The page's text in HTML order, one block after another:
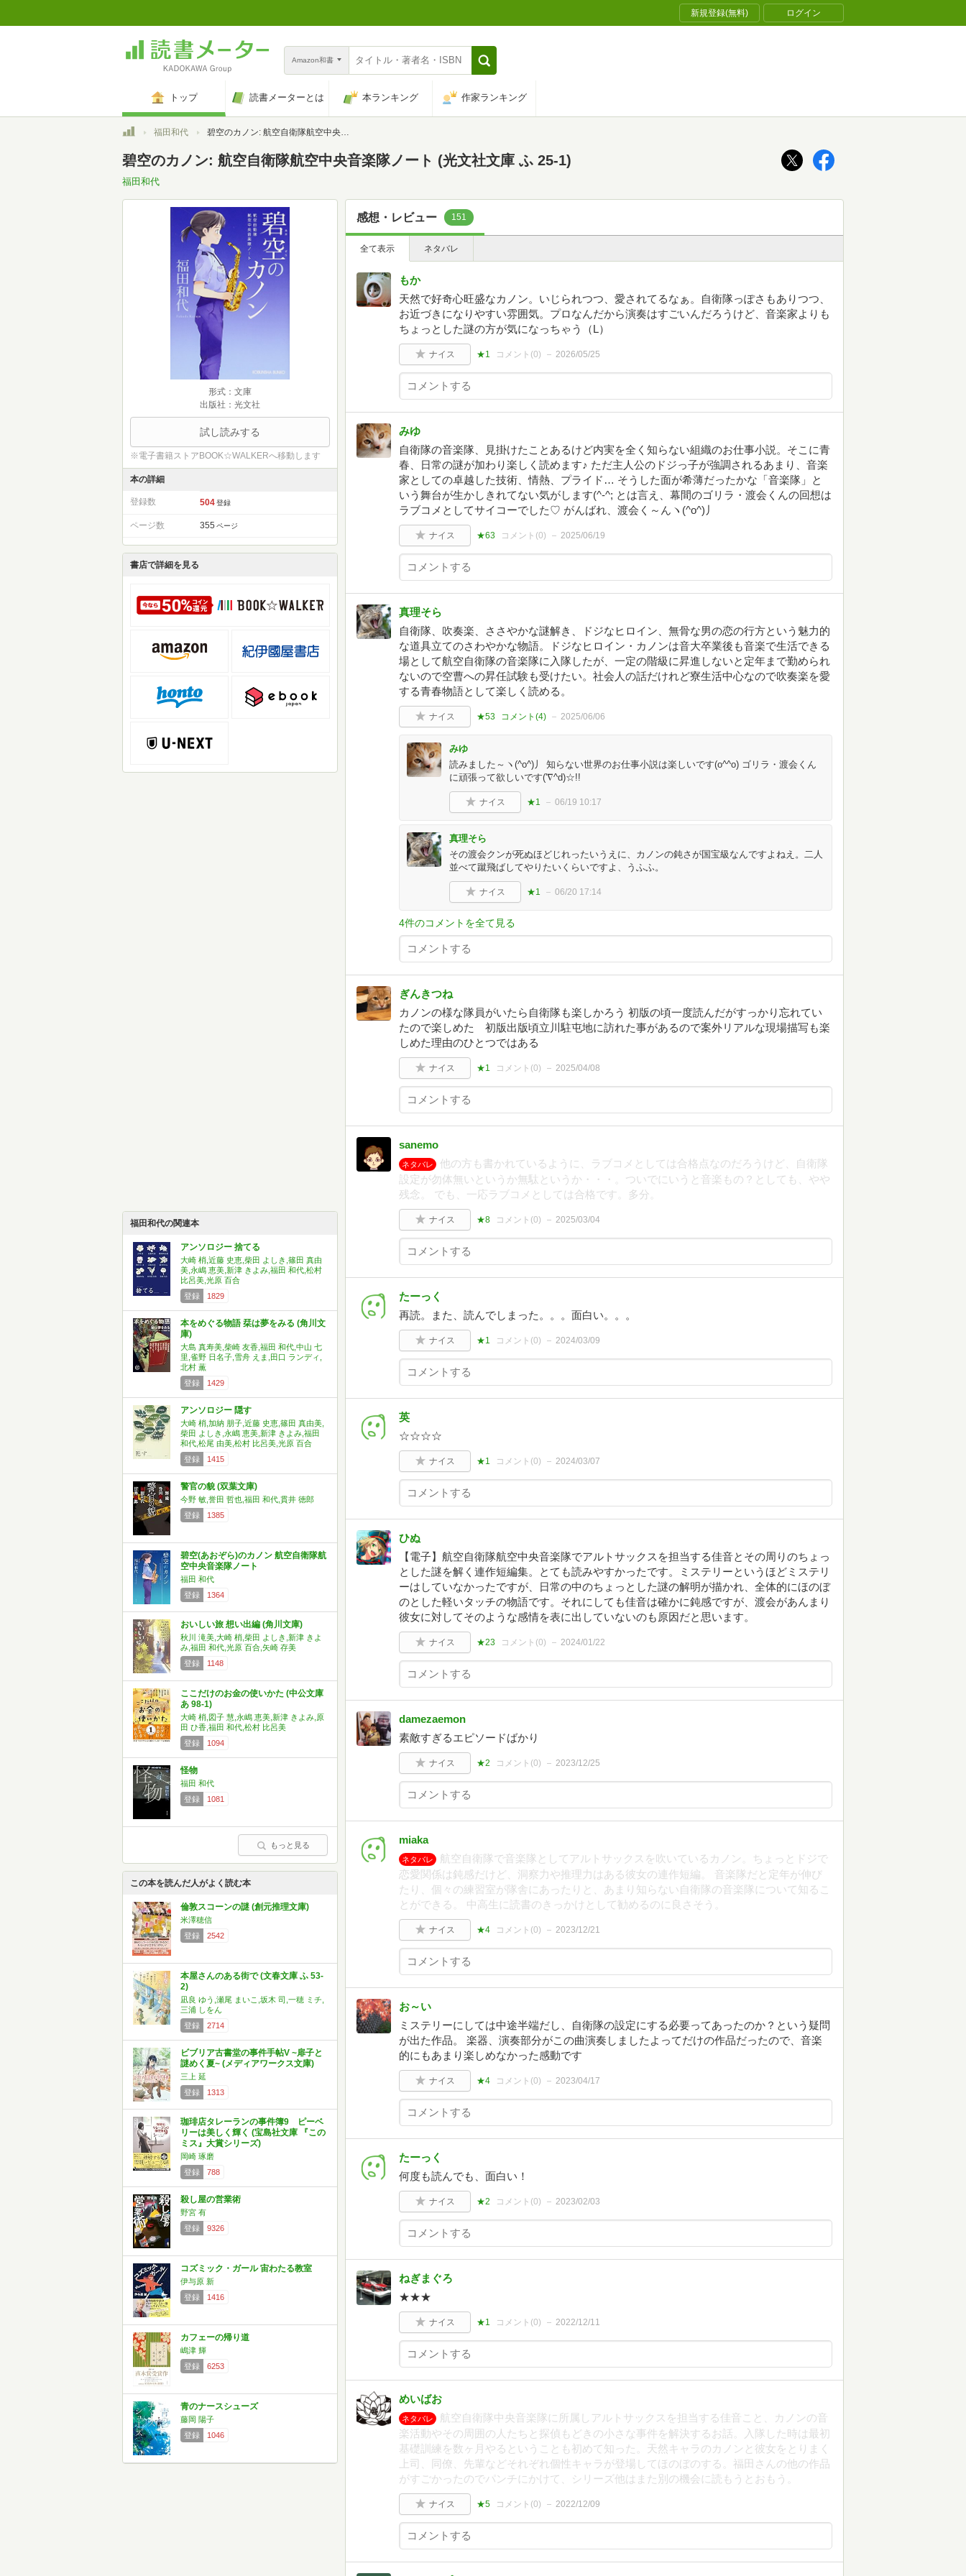
新規登録(無料) ログイン
Amazon和書
トップ 読書メーターとは 本ランキング 作家ランキング
トップ福田和代 碧空のカノン: 航空自衛隊航空中央音楽隊ノート (光文社文庫 ふ 25-1)
碧空のカノン: 航空自衛隊航空中央音楽隊ノート (光文社文庫 ふ 25-1)
福田和代
形式：文庫
出版社：光文社
試し読みする
※電子書籍ストアBOOK☆WALKERへ移動します
本の詳細
登録数 504 登録
ページ数 355 ページ
書店で詳細を見る
福田和代の関連本
アンソロジー 捨てる
大崎 梢,近藤 史恵,柴田 よしき,篠田 真由
美,永嶋 恵美,新津 きよみ,福田 和代,松村
比呂美,光原 百合
登録
1829
本をめぐる物語 栞は夢をみる (角川文
庫)
大島 真寿美,柴崎 友香,福田 和代,中山 七
里,雀野 日名子,雪舟 えま,田口 ランディ,
北村 薫
登録
1429
アンソロジー 隠す
大崎 梢,加納 朋子,近藤 史恵,篠田 真由美,
柴田 よしき,永嶋 恵美,新津 きよみ,福田
和代,松尾 由美,松村 比呂美,光原 百合
登録
1415
警官の貌 (双葉文庫)
今野 敏,誉田 哲也,福田 和代,貫井 徳郎
登録
1385
碧空(あおぞら)のカノン 航空自衛隊航
空中央音楽隊ノート
福田 和代
登録
1364
おいしい旅 想い出編 (角川文庫)
秋川 滝美,大崎 梢,柴田 よしき,新津 きよ
み,福田 和代,光原 百合,矢崎 存美
登録
1148
ここだけのお金の使いかた (中公文庫
あ 98-1)
大崎 梢,図子 慧,永嶋 恵美,新津 きよみ,原
田 ひ香,福田 和代,松村 比呂美
登録
1094
怪物
福田 和代
登録
1081
もっと見る
この本を読んだ人がよく読む本
倫敦スコーンの謎 (創元推理文庫)
米澤穂信
登録
2542
本屋さんのある街で (文春文庫 ふ 53-
2)
凪良 ゆう,瀬尾 まいこ,坂木 司,一穂 ミチ,
三浦 しをん
登録
2714
ビブリア古書堂の事件手帖V ~扉子と
謎めく夏~ (メディアワークス文庫)
三上 延
登録
1313
珈琲店タレーランの事件簿9 ピーベ
リーは美しく輝く (宝島社文庫 『この
ミス』大賞シリーズ)
岡崎 琢磨
登録
788
殺し屋の営業術
野宮 有
登録
9326
コズミック・ガール 宙わたる教室
伊与原 新
登録
1416
カフェーの帰り道
嶋津 輝
登録
6253
青のナースシューズ
藤岡 陽子
登録
1046
感想・レビュー 151
全て表示 ネタバレ
もか
天然で好奇心旺盛なカノン。いじられつつ、愛されてるなぁ。自衛隊っぽさもありつつ、
お近づきになりやすい雰囲気。プロなんだから演奏はすごいんだろうけど、音楽家よりも
ちょっとした謎の方が気になっちゃう（L）
ナイス ★1 コメント(0) 2026/05/25
みゆ
自衛隊の音楽隊、見掛けたことあるけど内実を全く知らない組織のお仕事小説。そこに青
春、日常の謎が加わり楽しく読めます♪ ただ主人公のドジっ子が強調されるあまり、音楽
家としての卓越した技術、情熱、プライド… そうした面が希薄だったかな「音楽隊」と
いう舞台が生かしきれてない気がします(^-^; とは言え、幕間のゴリラ・渡会くんの回想は
ラブコメとしてサイコーでした♡ がんばれ、渡会く～んヽ(^o^)丿
ナイス ★63 コメント(0) 2025/06/19
真理そら
自衛隊、吹奏楽、ささやかな謎解き、ドジなヒロイン、無骨な男の恋の行方という魅力的
な道具立てのさわやかな物語。ドジなヒロイン・カノンは音大卒業後も音楽で生活できる
場として航空自衛隊の音楽隊に入隊したが、一定の階級に昇進しないと定年まで勤められ
ないので空曹への昇任試験も受けたい。社会人の話だけれど寮生活中心なので吹奏楽を愛
する青春物語として楽しく読める。
ナイス ★53 コメント(4) 2025/06/06
みゆ
読みました～ヽ(^o^)丿 知らない世界のお仕事小説は楽しいです(o^^o) ゴリラ・渡会くん
に頑張って欲しいです('∇^d)☆!!
ナイス ★1 06/19 10:17
真理そら
その渡会クンが死ぬほどじれったいうえに、カノンの鈍さが国宝級なんですよねえ。二人
並べて蹴飛ばしてやりたいくらいですよ、うふふ。
ナイス ★1 06/20 17:14
4件のコメントを全て見る
ぎんきつね
カノンの様な隊員がいたら自衛隊も楽しかろう 初版の頃一度読んだがすっかり忘れてい
たので楽しめた 初版出版頃立川駐屯地に訪れた事があるので案外リアルな現場描写も楽
しめた理由のひとつではある
ナイス ★1 コメント(0) 2025/04/08
sanemo
ネタバレ
他の方も書かれているように、ラブコメとしては合格点なのだろうけど、自衛隊
設定が勿体無いというか無駄というか・・・。ついでにいうと音楽もの？としても、やや
残念。 でも、一応ラブコメとしては合格です。多分。
ナイス ★8 コメント(0) 2025/03/04
たーっく
再読。また、読んでしまった。。。面白い。。。
ナイス ★1 コメント(0) 2024/03/09
英
☆☆☆☆
ナイス ★1 コメント(0) 2024/03/07
ひぬ
【電子】航空自衛隊航空中央音楽隊でアルトサックスを担当する佳音とその周りのちょっ
とした謎を解く連作短編集。とても読みやすかったです。ミステリーというほどミステリ
ーはしていなかったですが、日常の中のちょっとした謎の解明が描かれ、全体的にほのぼ
のとした軽いタッチの物語です。それにしても佳音は確かに鈍感ですが、渡会があんまり
彼女に対してそのような感情を表に出していないのも原因だと思います。
ナイス ★23 コメント(0) 2024/01/22
damezaemon
素敵すぎるエピソードばかり
ナイス ★2 コメント(0) 2023/12/25
miaka
ネタバレ
航空自衛隊で音楽隊としてアルトサックスを吹いているカノン。ちょっとドジで
恋愛関係は鈍感だけど、洞察力や推理力はある彼女の連作短編。 音楽隊だと定年が伸び
たり、個々の練習室が隊舎にあったりと、あまり知らない自衛隊の音楽隊について知るこ
とができる。 中高生に読書のきっかけとして勧めるのに良さそう。
ナイス ★4 コメント(0) 2023/12/21
お～い
ミステリーにしては中途半端だし、自衛隊の設定にする必要ってあったのか？という疑問
が出た作品。 楽器、演奏部分がこの曲演奏しましたよってだけの作品だったので、音楽
的にもあまり楽しめなかった感動です
ナイス ★4 コメント(0) 2023/04/17
たーっく
何度も読んでも、面白い！
ナイス ★2 コメント(0) 2023/02/03
ねぎまぐろ
★★★
ナイス ★1 コメント(0) 2022/12/11
めいばお
ネタバレ
航空自衛隊中央音楽隊に所属しアルトサックスを担当する佳音こと、カノンの音
楽活動やその周囲の人たちと探偵もどきの小さな事件を解決するお話。入隊した時は最初
基礎訓練を数ヶ月やるということも初めて知った。天然キャラのカノンと彼女をとりまく
上司、同僚、先輩などそれぞれ個性キャラが登場してほのぼのする。福田さんの他の作品
がすごかったのでパンチにかけて、シリーズ他はまた別の機会に読もうとおもう。
ナイス ★5 コメント(0) 2022/12/09